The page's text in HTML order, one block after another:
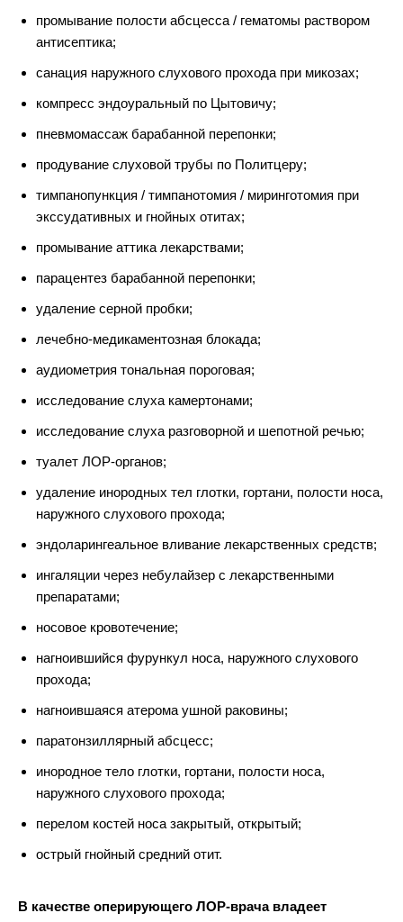
промывание полости абсцесса / гематомы раствором
антисептика;
санация наружного слухового прохода при микозах;
компресс эндоуральный по Цытовичу;
пневмомассаж барабанной перепонки;
продувание слуховой трубы по Политцеру;
тимпанопункция / тимпанотомия / миринготомия при
экссудативных и гнойных отитах;
промывание аттика лекарствами;
парацентез барабанной перепонки;
удаление серной пробки;
лечебно-медикаментозная блокада;
аудиометрия тональная пороговая;
исследование слуха камертонами;
исследование слуха разговорной и шепотной речью;
туалет ЛОР-органов;
удаление инородных тел глотки, гортани, полости носа,
наружного слухового прохода;
эндоларингеальное вливание лекарственных средств;
ингаляции через небулайзер с лекарственными
препаратами;
носовое кровотечение;
нагноившийся фурункул носа, наружного слухового
прохода;
нагноившаяся атерома ушной раковины;
паратонзиллярный абсцесс;
инородное тело глотки, гортани, полости носа,
наружного слухового прохода;
перелом костей носа закрытый, открытый;
острый гнойный средний отит.
В качестве оперирующего ЛОР-врача владеет